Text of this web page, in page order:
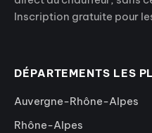
Inscription gratuite pour
DÉPARTEMENTS LES
Auvergne-Rhône-Alpes
Rhône-Alpes